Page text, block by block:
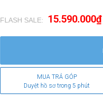
FLASH SALE: 15.590.000₫
MUA TRẢ GÓP
Duyệt hồ sơ trong 5 phút